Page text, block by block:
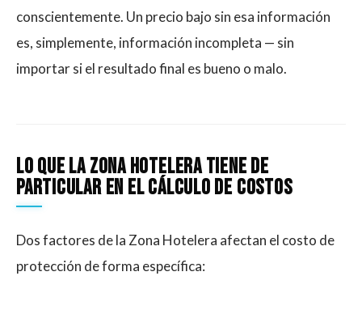
conscientemente. Un precio bajo sin esa información
es, simplemente, información incompleta — sin
importar si el resultado final es bueno o malo.
Lo que la Zona Hotelera tiene de
particular en el cálculo de costos
Dos factores de la Zona Hotelera afectan el costo de
protección de forma específica: